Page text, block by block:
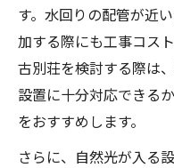
す。水回りの配管が近
加する際にも工事コス
古別荘を検討する際は
設置に十分対応できる
をおすすめします。
さらに、自然光が入る